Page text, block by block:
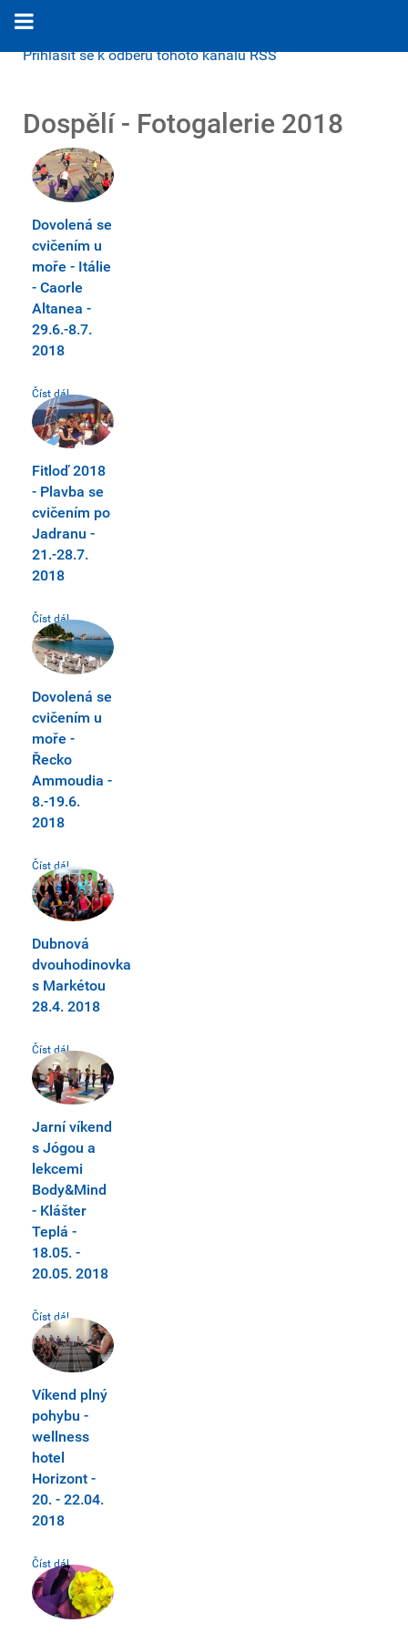
Přihlásit se k odběru tohoto kanálu RSS
Dospělí - Fotogalerie 2018
Dovolená se
cvičením u
moře - Itálie
- Caorle
Altanea -
29.6.-8.7.
2018
Číst dál...
Fitloď 2018
- Plavba se
cvičením po
Jadranu -
21.-28.7.
2018
Číst dál...
Dovolená se
cvičením u
moře -
Řecko
Ammoudia -
8.-19.6.
2018
Číst dál...
Dubnová
dvouhodinovka
s Markétou
28.4. 2018
Číst dál...
Jarní víkend
s Jógou a
lekcemi
Body&Mind
- Klášter
Teplá -
18.05. -
20.05. 2018
Číst dál...
Víkend plný
pohybu -
wellness
hotel
Horizont -
20. - 22.04.
2018
Číst dál...